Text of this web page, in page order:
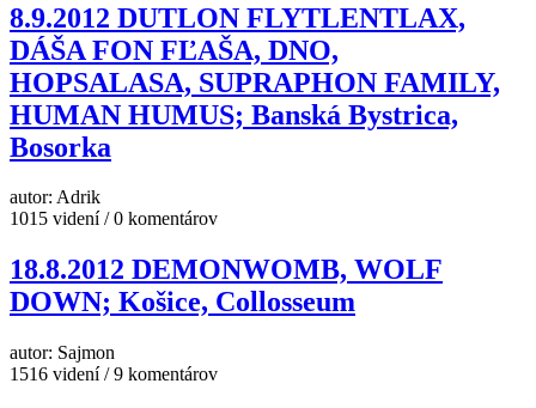
8.9.2012 DUTLON FLYTLENTLAX,
DÁŠA FON FĽAŠA, DNO,
HOPSALASA, SUPRAPHON FAMILY,
HUMAN HUMUS; Banská Bystrica,
Bosorka
autor: Adrik
1015 videní / 0 komentárov
18.8.2012 DEMONWOMB, WOLF
DOWN; Košice, Collosseum
autor: Sajmon
1516 videní / 9 komentárov